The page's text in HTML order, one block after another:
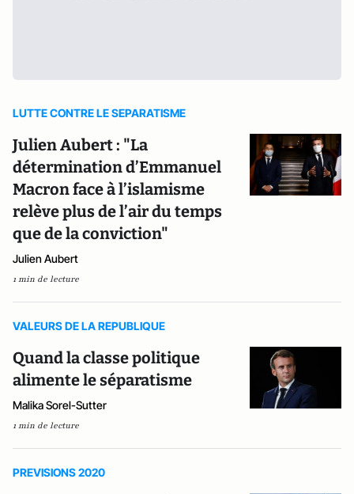
LUTTE CONTRE LE SEPARATISME
Julien Aubert : "La
détermination d’Emmanuel
Macron face à l’islamisme
relève plus de l’air du temps
que de la conviction"
Julien Aubert
1 min de lecture
VALEURS DE LA REPUBLIQUE
Quand la classe politique
alimente le séparatisme
Malika Sorel-Sutter
1 min de lecture
PREVISIONS 2020